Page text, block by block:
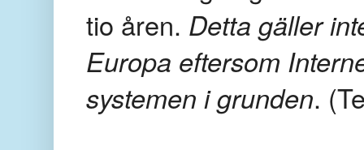
tio åren. Detta gäller
Europa eftersom
systemen i grunden.